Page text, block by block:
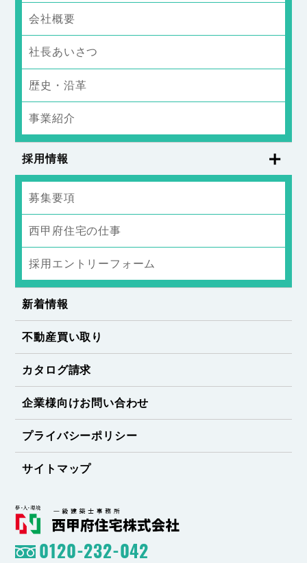
会社概要
社長あいさつ
歴史・沿革
事業紹介
採用情報
募集要項
西甲府住宅の仕事
採用エントリーフォーム
新着情報
不動産買い取り
カタログ請求
企業様向けお問い合わせ
プライバシーポリシー
サイトマップ
0120-232-042